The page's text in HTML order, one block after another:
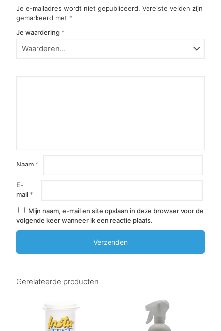
Je e-mailadres wordt niet gepubliceerd. Vereiste velden zijn
gemarkeerd met *
Je waardering *
Naam *
E-
mail *
Mijn naam, e-mail en site opslaan in deze browser voor de
volgende keer wanneer ik een reactie plaats.
Gerelateerde producten